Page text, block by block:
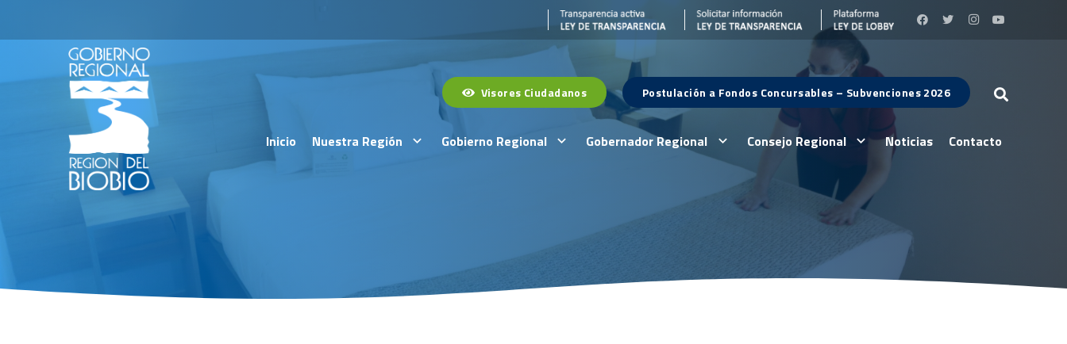
Visores Ciudadanos Postulación a Fondos Concursables – Subvenciones 2026
Inicio Nuestra Región Gobierno Regional Gobernador Regional Consejo Regional Noticias Contacto